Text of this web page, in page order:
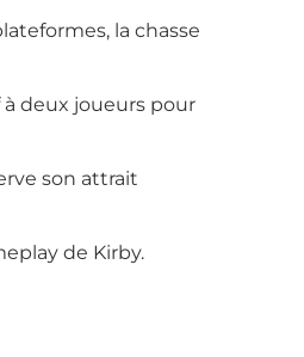
la chasse
deux joueurs pour
son attrait
de Kirby.